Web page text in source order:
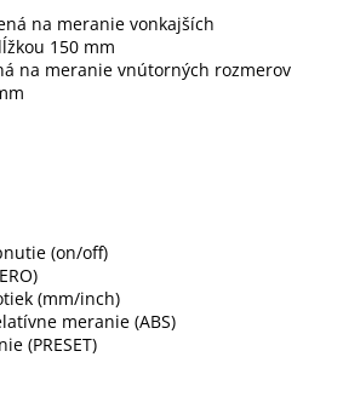
na meranie vonkajších
150 mm
na meranie vnútorných rozmerov
(on/off)
(mm/inch)
meranie (ABS)
(PRESET)